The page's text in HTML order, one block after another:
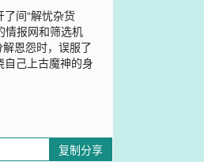
间“解忧杂货
情报网和筛选机
解恩怨时，误服了
己上古魔神的身
复制分享